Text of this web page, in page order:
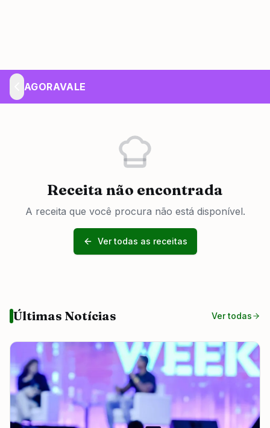
AGORAVALE
Receita não encontrada
A receita que você procura não está disponível.
Ver todas as receitas
Últimas Notícias Ver todas